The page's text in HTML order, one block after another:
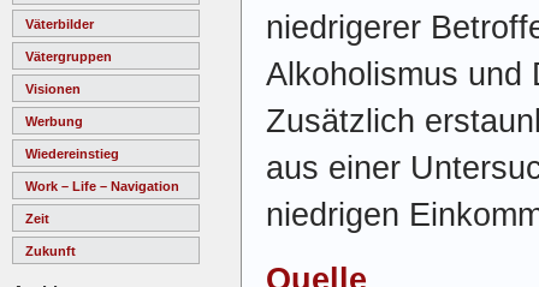
Väterbilder
Vätergruppen
Visionen
Werbung
Wiedereinstieg
Work – Life – Navigation
Zeit
Zukunft
niedrigerer
Alkoholismus und
Zusätzlich
aus einer
niedrigen
Quelle